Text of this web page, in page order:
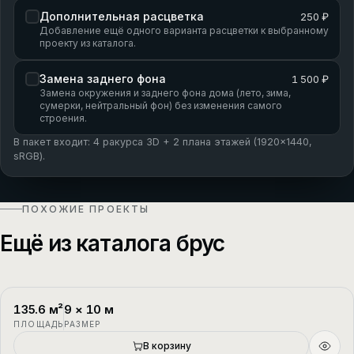
Дополнительная расцветка 250 ₽
Добавление ещё одного варианта расцветки к выбранному
проекту из каталога.
Замена заднего фона 1 500 ₽
Замена окружения и заднего фона дома (лето, зима,
сумерки, нейтральный фон) без изменения самого
строения.
В пакет входит: 4 ракурса 3D + 2 плана этажей (1920×1440,
sRGB).
ПОХОЖИЕ ПРОЕКТЫ
Ещё из каталога брус
П-1
135.6 м²
ПЛОЩАДЬ
9 × 10 м
РАЗМЕР
В корзину